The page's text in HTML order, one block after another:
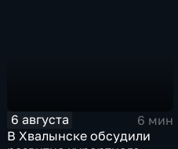
6 августа
6 мин
В Хвалынске обсудили